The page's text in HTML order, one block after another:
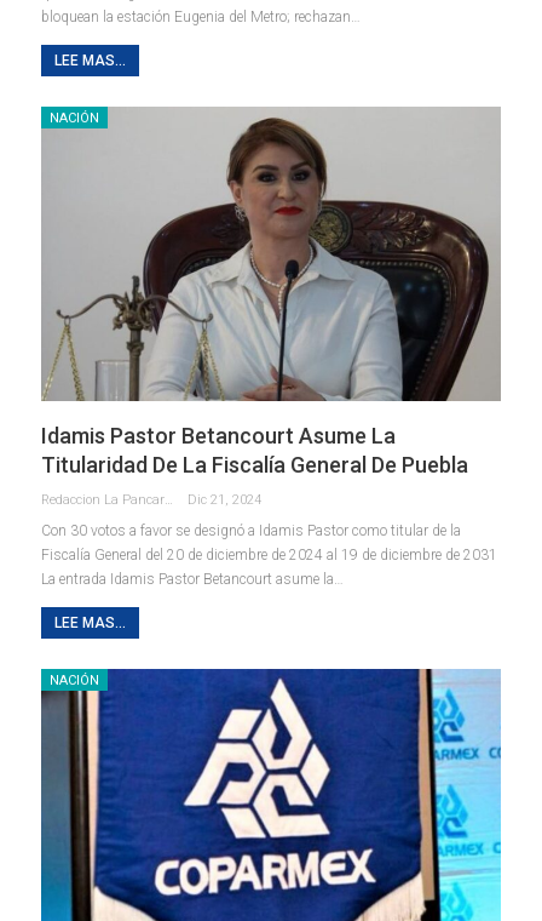
bloquean la estación Eugenia del Metro; rechazan…
LEE MAS...
NACIÓN
Idamis Pastor Betancourt Asume La
Titularidad De La Fiscalía General De Puebla
Redaccion La Pancarta De Quintana Roo Dic 21, 2024
Con 30 votos a favor se designó a Idamis Pastor como titular de la
Fiscalía General del 20 de diciembre de 2024 al 19 de diciembre de 2031
La entrada Idamis Pastor Betancourt asume la…
LEE MAS...
NACIÓN